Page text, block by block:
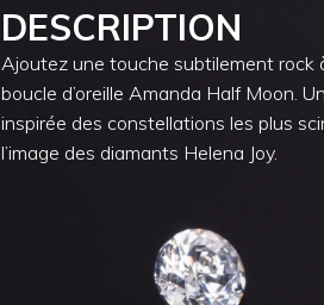
DESCRIPTION
Ajoutez une touche subtilement rock
boucle d’oreille Amanda Half Moon.
inspirée des constellations les plus
l’image des diamants Helena Joy.